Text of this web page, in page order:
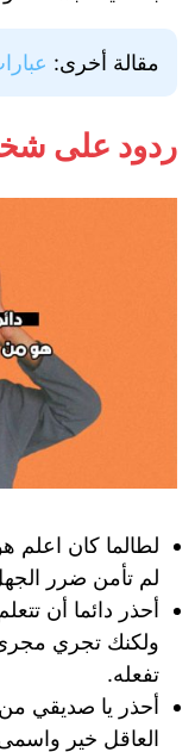
مقالة أخرى:
ردود على
لطالما كان اعلم
لم تأمن ضرر
أحذر دائما أن
ولكنك تجري
تفعله.
أحذر يا صديقي
العاقل خير